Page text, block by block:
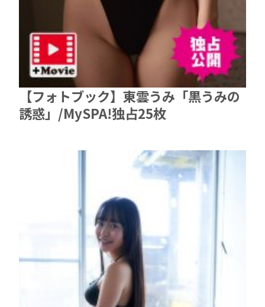
【フォトブック】東雲うみ「黒うみの
誘惑」/MySPA!独占25枚